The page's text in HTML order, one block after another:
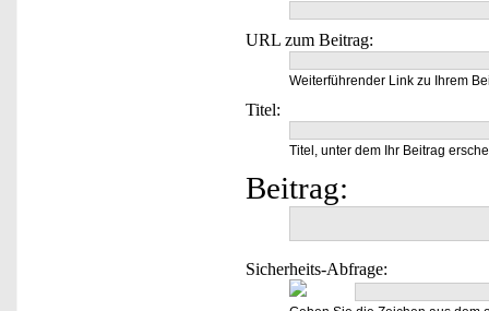
URL zum Beitrag:
Weiterführender Link zu Ihrem
Titel:
Titel, unter dem Ihr Beitrag
Beitrag:
Sicherheits-Abfrage: